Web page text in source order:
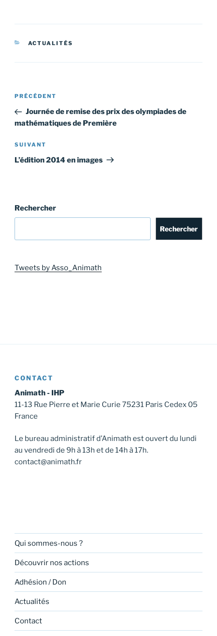
CATÉGORIES
ACTUALITÉS
Navigation
l’article
Article
précédent
PRÉCÉDENT
Journée de remise des prix des olympiades de
mathématiques de Première
Article
suivant
SUIVANT
L’édition 2014 en images
Rechercher
Rechercher
Tweets by Asso_Animath
CONTACT
Animath - IHP
11-13 Rue Pierre et Marie Curie 75231 Paris Cedex 05
France
Le bureau administratif d’Animath est ouvert du lundi
au vendredi de 9h à 13h et de 14h à 17h.
contact@animath.fr
Qui sommes-nous ?
Découvrir nos actions
Adhésion / Don
Actualités
Contact